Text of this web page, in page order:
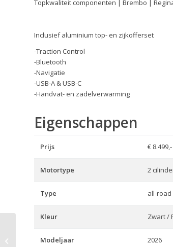
Topkwaliteit componenten | Brembo |
Inclusief aluminium top- en zijkofferset
-Traction Control
-Bluetooth
-Navigatie
-USB-A & USB-C
-Handvat- en zadelverwarming
Eigenschappen
Prijs € 8.499,-
Motortype 2
Type all-road
Kleur Zwart /
Modeljaar 2026
SRT 700 SX Touring